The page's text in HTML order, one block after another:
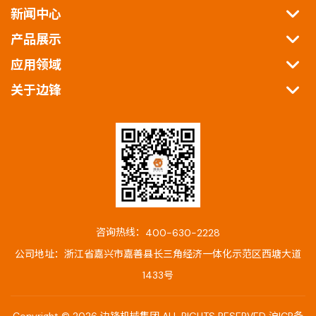
新闻中心
产品展示
应用领域
关于边锋
咨询热线： 400-630-2228
公司地址：浙江省嘉兴市嘉善县长三角经济一体化示范区西塘大道
1433号